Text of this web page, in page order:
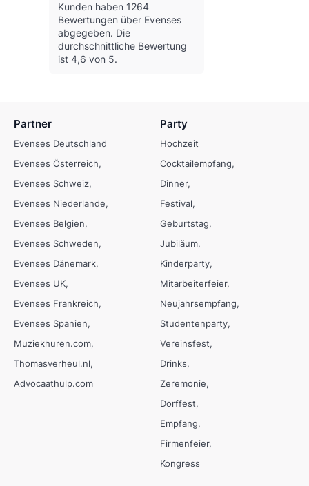
Kunden haben 1264
Bewertungen über Evenses
abgegeben. Die
durchschnittliche Bewertung
ist 4,6 von 5.
Partner
Evenses Deutschland
Evenses Österreich
Evenses Schweiz
Evenses Niederlande
Evenses Belgien
Evenses Schweden
Evenses Dänemark
Evenses UK
Evenses Frankreich
Evenses Spanien
Muziekhuren.com
Thomasverheul.nl
Advocaathulp.com
Party
Hochzeit
Cocktailempfang
Dinner
Festival
Geburtstag
Jubiläum
Kinderparty
Mitarbeiterfeier
Neujahrsempfang
Studentenparty
Vereinsfest
Drinks
Zeremonie
Dorffest
Empfang
Firmenfeier
Kongress